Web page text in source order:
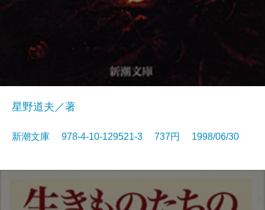
星野道夫／著
新潮文庫 978-4-10-129521-3 737円 1998/06/30